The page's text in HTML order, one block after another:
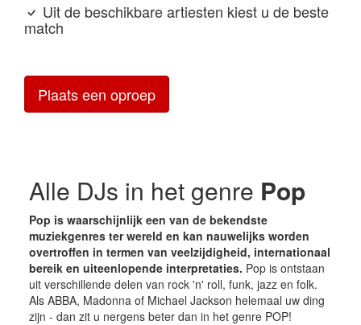
Uit de beschikbare artiesten kiest u de beste
match
Plaats een oproep
Alle DJs in het genre Pop
Pop is waarschijnlijk een van de bekendste
muziekgenres ter wereld en kan nauwelijks worden
overtroffen in termen van veelzijdigheid, internationaal
bereik en uiteenlopende interpretaties. Pop is ontstaan
uit verschillende delen van rock 'n' roll, funk, jazz en folk.
Als ABBA, Madonna of Michael Jackson helemaal uw ding
zijn - dan zit u nergens beter dan in het genre POP!